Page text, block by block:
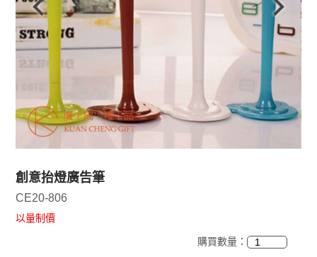
創意抬燈廣告筆
CE20-806
以量制價
購買數量：